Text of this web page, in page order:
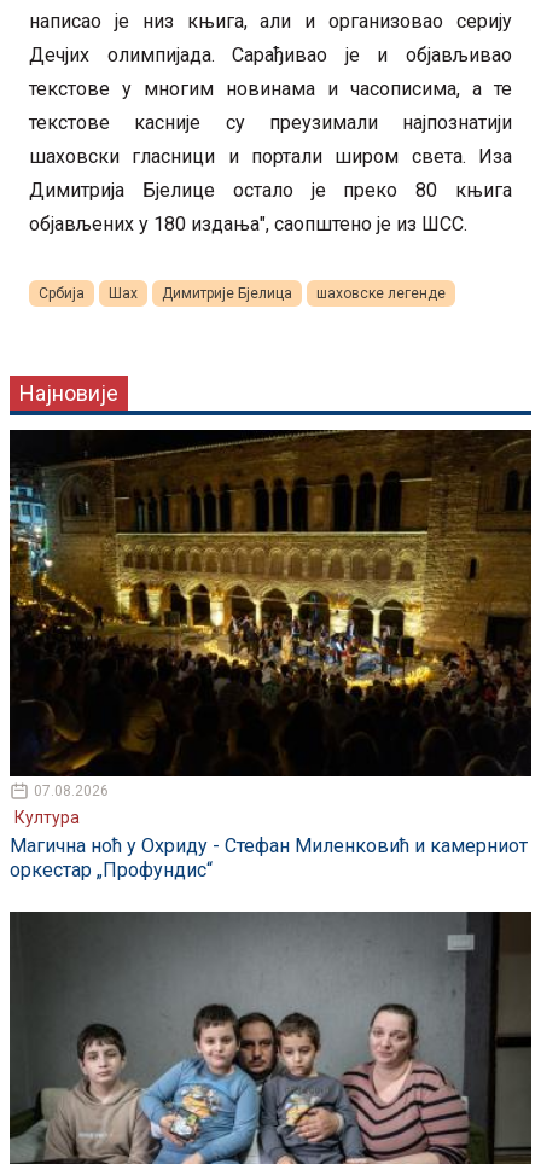
написао је низ књига, али и организовао серију
Дечјих олимпијада. Сарађивао је и објављивао
текстове у многим новинама и часописима, а те
текстове касније су преузимали најпознатији
шаховски гласници и портали широм света. Иза
Димитрија Бјелице остало је преко 80 књига
објављених у 180 издања", саопштено је из ШСС.
Србија Шах Димитрије Бјелица шаховске легенде
Најновије
07.08.2026
Култура
Магична ноћ у Охриду - Стефан Миленковић и камерниот
оркестар „Профундис“